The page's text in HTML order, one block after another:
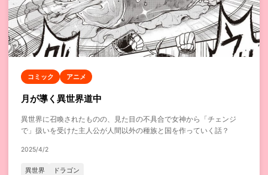
コミック アニメ
月が導く異世界道中
異世界に召喚されたものの、見た目の不具合で女神から「チェンジ
で」扱いを受けた主人公が人間以外の種族と国を作っていく話？
2025/4/2
異世界 ドラゴン